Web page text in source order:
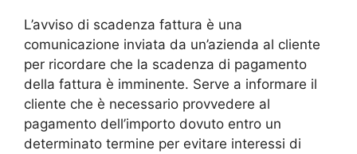
L’avviso di scadenza fattura è una
comunicazione inviata da un’azienda al cliente
per ricordare che la scadenza di pagamento
della fattura è imminente. Serve a informare il
cliente che è necessario provvedere al
pagamento dell’importo dovuto entro un
determinato termine per evitare interessi di